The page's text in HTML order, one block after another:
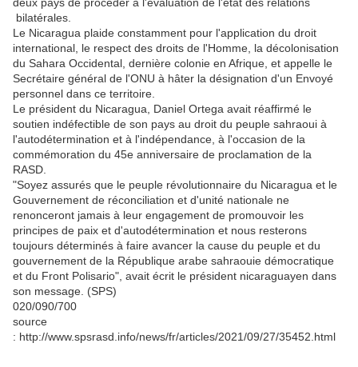
bilatérales.
Le Nicaragua plaide constamment pour l'application du droit
international, le respect des droits de l'Homme, la décolonisation
du Sahara Occidental, dernière colonie en Afrique, et appelle le
Secrétaire général de l'ONU à hâter la désignation d'un Envoyé
personnel dans ce territoire.
Le président du Nicaragua, Daniel Ortega avait réaffirmé le
soutien indéfectible de son pays au droit du peuple sahraoui à
l'autodétermination et à l'indépendance, à l'occasion de la
commémoration du 45e anniversaire de proclamation de la
RASD.
"Soyez assurés que le peuple révolutionnaire du Nicaragua et le
Gouvernement de réconciliation et d'unité nationale ne
renonceront jamais à leur engagement de promouvoir les
principes de paix et d'autodétermination et nous resterons
toujours déterminés à faire avancer la cause du peuple et du
gouvernement de la République arabe sahraouie démocratique
et du Front Polisario", avait écrit le président nicaraguayen dans
son message. (SPS)
020/090/700
source
: http://www.spsrasd.info/news/fr/articles/2021/09/27/35452.html